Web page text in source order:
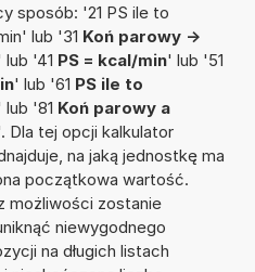
sposób: '21 PS ile to
lub '31 Koń parowy ->
lub '41 PS = kcal/min' lub '51
' lub '61 PS ile to
lub '81 Koń parowy a
Dla tej opcji kalkulator
na jaką jednostkę ma
początkowa wartość.
możliwości zostanie
niewygodnego
na długich listach